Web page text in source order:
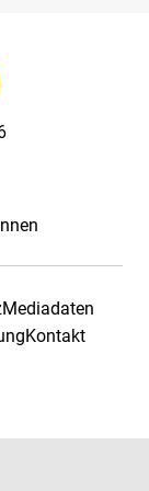
Mediadaten
Kontakt